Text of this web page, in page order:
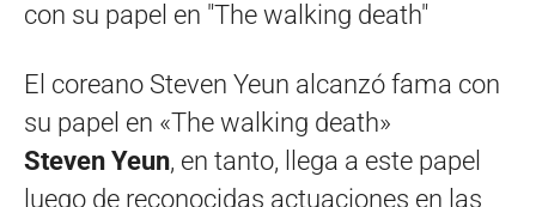
El coreano Steven Yeun alcanzó fama con
su papel en «The walking death»
Steven Yeun, en tanto, llega a este papel
luego de reconocidas actuaciones en las